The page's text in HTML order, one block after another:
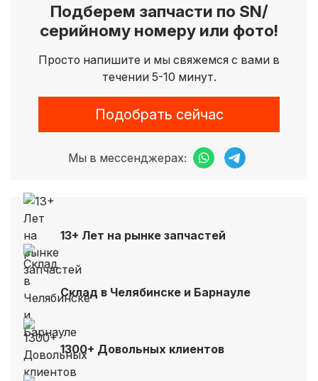
Подберем запчасти по SN/
серийному номеру или фото!
Просто напишите и мы свяжемся с вами в
течении 5-10 минут.
Подобрать сейчас
Мы в мессенджерах:
13+ Лет на рынке запчастей
Склад в Челябинске и Барнауле
1300+ Довольных клиентов